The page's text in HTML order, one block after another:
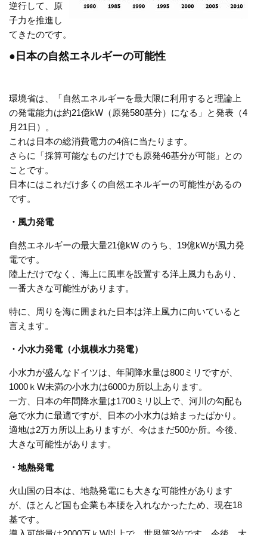
逆行して、原
子力を推進し
てきたのです。
●日本の自然エネルギーの可能性
環境省は、「自然エネルギーを最大限に利用すると理論上
の発電能力は約21億kW（原発580基分）になる」と発表（4
月21日）。
これは日本の総消費電力の4倍に当たります。
さらに「採算可能なものだけでも原発46基分が可能」との
ことです。
日本にはこれだけ多くの自然エネルギーの可能性があるの
です。
・風力発電
自然エネルギーの最大量21億kW のうち、19億kWが風力発
電です。
陸上だけでなく、海上に風車を設置する洋上風力もあり、
一番大きな可能性があります。
特に、周りを海に囲まれた日本は洋上風力に向いていると
言えます。
・小水力発電（小規模水力発電）
小水力が盛んなドイツは、年間降水量は800ミリですが、
1000ｋW未満の小水力は6000カ所以上あります。
一方、日本の年間降水量は1700ミリ以上で、河川の勾配も
急で水力に最適ですが、日本の小水力は始まったばかり。
適地は2万カ所以上ありますが、今はまだ500か所。今後、
大きな可能性があります。
・地熱発電
火山国の日本は、地熱発電にも大きな可能性があります
が、ほとんど国も企業も本腰を入れなかったため、現在18
基です。